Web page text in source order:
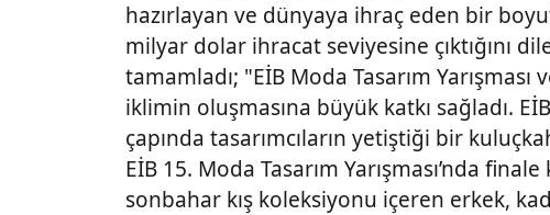
hazırlayan ve dünyaya ihraç eden bir
milyar dolar ihracat seviyesine çıktığını
tamamladı; "EİB Moda Tasarım Yarışması
iklimin oluşmasına büyük katkı sağladı.
çapında tasarımcıların yetiştiği bir
EİB 15. Moda Tasarım Yarışması’nda
sonbahar kış koleksiyonu içeren erkek,